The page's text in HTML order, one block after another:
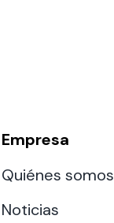
Empresa
Quiénes somos
Noticias